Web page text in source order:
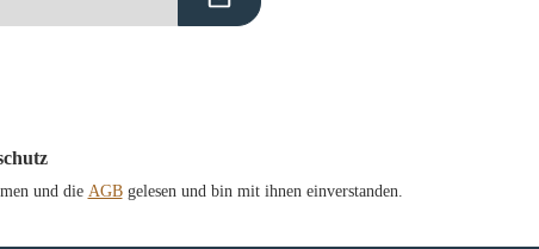
und die AGBgelesen und bin mit ihnen einverstanden.